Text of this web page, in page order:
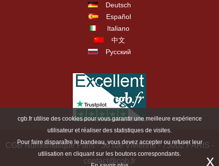
Deutsch
Español
Italiano
中文
Русский
CGB Numismatique Paris - 36 rue Vivienne - 75002 PARIS -
contact@cgb.fr
cgb.fr utilise des cookies pour vous garantir une meilleure expérience
utilisateur et réaliser des statistiques de visites.
Pour faire disparaître le bandeau, vous devez accepter ou refuser leur
utilisation en cliquant sur les boutons correspondants.
x